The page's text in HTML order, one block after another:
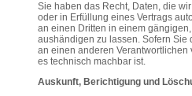
Sie haben das Recht, Daten, die
oder in Erfüllung eines Vertrags
an einen Dritten in einem
aushändigen zu lassen. Sofern Sie
an einen anderen
es technisch machbar ist.
Auskunft, Berichtigung und